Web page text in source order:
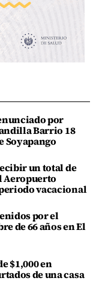
por
Barrio 18
Soyapango
un total de
Aeropuerto
vacacional
por el
de 66 años en El
$1,000 en
de una casa